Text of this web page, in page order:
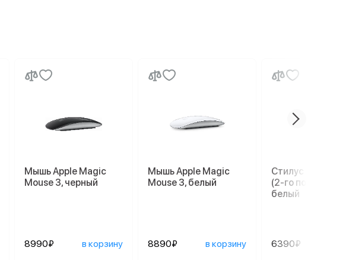
Мышь Apple Magic
Mouse 3, черный
8990₽ в корзину
Мышь Apple Magic
Mouse 3, белый
8890₽ в корзину
Стилус Apple
(2-го поколения),
белый
6390₽